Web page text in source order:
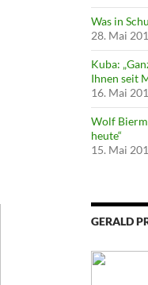
Was in
28. Mai
Kuba:
Ihnen seit
16. Mai
Wolf
heute“
15. Mai
GERALD